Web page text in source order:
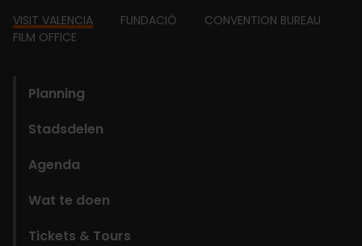
Footer
VISIT VALENCIA FUNDACIÓ
CONVENTION BUREAU
FILM OFFICE
Planning
Stadsdelen
Agenda
Wat te doen
Tickets & Tours